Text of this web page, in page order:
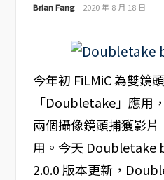
Brian Fang 2020 年 8 月 18 日
今年初 FiLMiC 為雙鏡
「Doubletake」應用
兩個攝像鏡頭捕獲影
用。今天 Doubletake
2.0.0 版本更新，